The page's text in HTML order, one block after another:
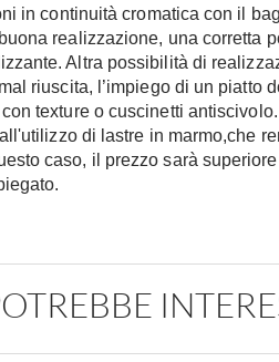
in continuità cromatica con il
realizzazione, una corretta
Altra possibilità di
riuscita, l’impiego di un piatto
texture o cuscinetti
di lastre in marmo,che
caso, il prezzo sarà